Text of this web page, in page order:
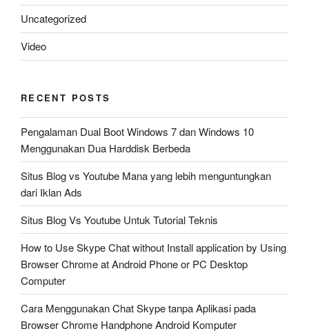
Uncategorized
Video
RECENT POSTS
Pengalaman Dual Boot Windows 7 dan Windows 10
Menggunakan Dua Harddisk Berbeda
Situs Blog vs Youtube Mana yang lebih menguntungkan
dari Iklan Ads
Situs Blog Vs Youtube Untuk Tutorial Teknis
How to Use Skype Chat without Install application by Using
Browser Chrome at Android Phone or PC Desktop
Computer
Cara Menggunakan Chat Skype tanpa Aplikasi pada
Browser Chrome Handphone Android Komputer